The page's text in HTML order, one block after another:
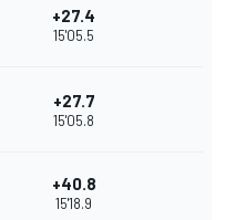
+27.4
15'05.5
+27.7
15'05.8
+40.8
15'18.9